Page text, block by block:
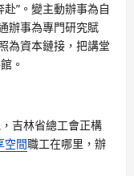
”。變主動辦事為自
辦事為專門研究賦
為資本鏈接，把講堂
。
吉林省總工會正構
空間職工在哪里，辦